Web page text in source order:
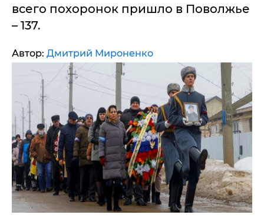
всего похоронок пришло в Поволжье
– 137.
Автор: Дмитрий Мироненко